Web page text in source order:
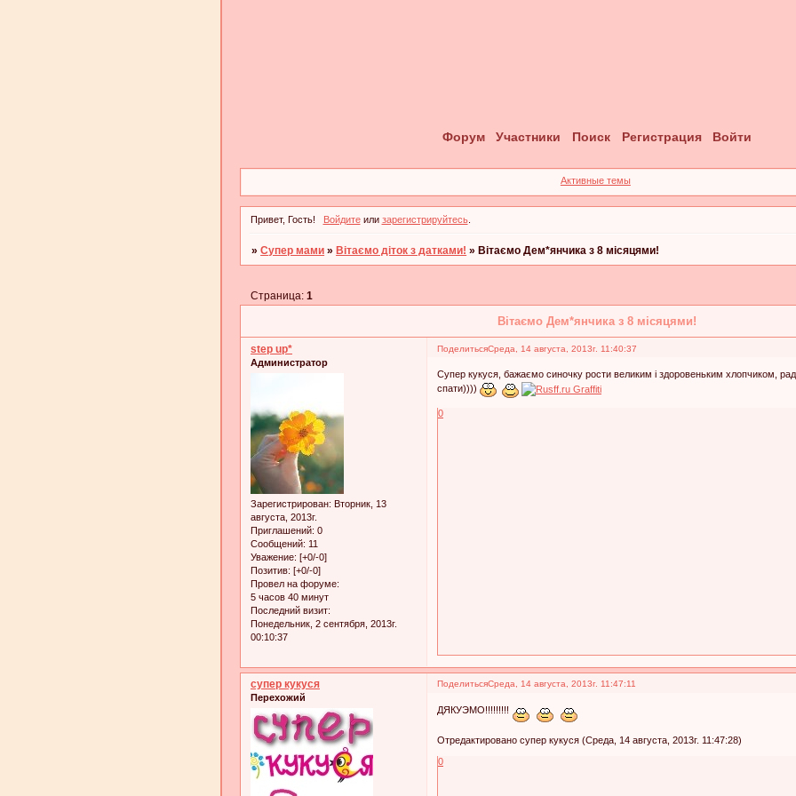
Форум Участники Поиск Регистрация Войти
Активные темы
Привет, Гость! Войдитеили зарегистрируйтесь.
»Супер мами »Вітаємо діток з датками! »Вітаємо Дем*янчика з 8 місяцями!
Вітаємо Дем*янчика з 8 місяцями!
Страница:1
ПоделитьсяСреда, 14 августа, 2013г. 11:40:37
step up*
Администратор
Зарегистрирован: Вторник, 13
августа, 2013г.
Приглашений: 0
Сообщений: 11
Уважение: [+0/-0]
Позитив: [+0/-0]
Провел на форуме:
5 часов 40 минут
Последний визит:
Понедельник, 2 сентября, 2013г.
00:10:37
Супер кукуся, бажаємо синочку рости великим і здоровеньким хлопчиком,
спати))))
0
ПоделитьсяСреда, 14 августа, 2013г. 11:47:11
супер кукуся
Перехожий
ДЯКУЭМО!!!!!!!!!
Отредактировано супер кукуся (Среда, 14 августа, 2013г. 11:47:28)
0